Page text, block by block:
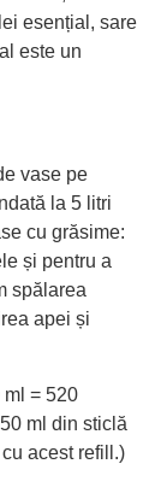
esențial, sare
este un
vase pe
la 5 litri
cu grăsime:
și pentru a
spălarea
apei și
= 520
ml din sticlă
acest refill.)